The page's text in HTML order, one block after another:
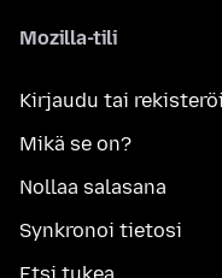
Mozilla-tili
Kirjaudu tai
Mikä se on?
Nollaa salasana
Synkronoi tietosi